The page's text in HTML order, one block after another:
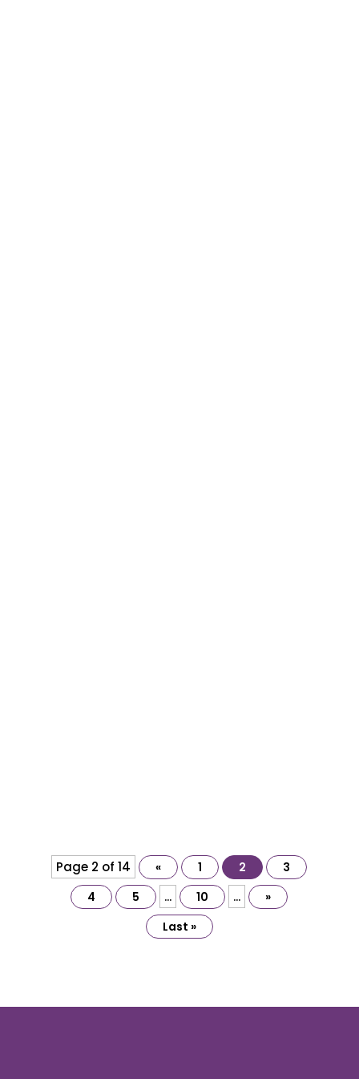
Page 2 of 14 « 1 2
3
4
5 ... 10 ...
»
Last »